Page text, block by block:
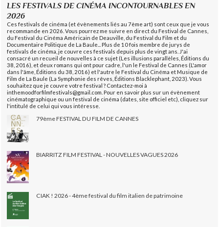
LES FESTIVALS DE CINÉMA INCONTOURNABLES EN
2026
Ces festivals de cinéma (et évènements liés au 7ème art) sont ceux que je vous
recommande en 2026. Vous pourrez me suivre en direct du Festival de Cannes,
du Festival du Cinéma Américain de Deauville, du Festival du Film et du
Documentaire Politique de La Baule... Plus de 10 fois membre de jurys de
festivals de cinéma, je couvre ces festivals depuis plus de vingt ans. J'ai
consacré un recueil de nouvelles à ce sujet (Les illusions parallèles, Éditions du
38, 2016), et deux romans qui ont pour cadre, l'un le Festival de Cannes (L'amor
dans l'âme, Éditions du 38, 2016) et l'autre le Festival du Cinéma et Musique de
Film de La Baule (La Symphonie des rêves, Éditions Blacklephant, 2023). Vous
souhaitez que je couvre votre festival ? Contactez-moi à
inthemoodforfilmfestivals@gmail.com. Pour en savoir plus sur un évènement
cinématographique ou un festival de cinéma (dates, site officiel etc), cliquez sur
l'intitulé de celui qui vous intéresse.
79ème FESTIVAL DU FILM DE CANNES
BIARRITZ FILM FESTIVAL - NOUVELLES VAGUES 2026
CIAK ! 2026 - 4ème festival du film italien de patrimoine